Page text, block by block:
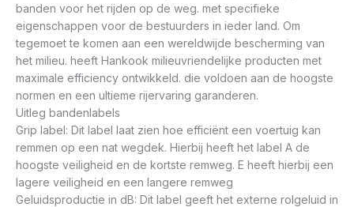
banden voor het rijden op de weg. met specifieke
eigenschappen voor de bestuurders in ieder land. Om
tegemoet te komen aan een wereldwijde bescherming van
het milieu. heeft Hankook milieuvriendelijke producten met
maximale efficiency ontwikkeld. die voldoen aan de hoogste
normen en een ultieme rijervaring garanderen.
Uitleg bandenlabels
Grip label: Dit label laat zien hoe efficiënt een voertuig kan
remmen op een nat wegdek. Hierbij heeft het label A de
hoogste veiligheid en de kortste remweg. E heeft hierbij een
lagere veiligheid en een langere remweg
Geluidsproductie in dB: Dit label geeft het externe rolgeluid in